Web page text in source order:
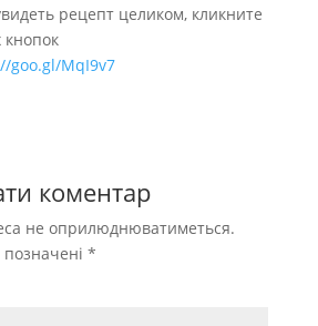
рецепт целиком, кликните
кнопок
goo.gl/MqI9v7
коментар
не оприлюднюватиметься.
позначені *